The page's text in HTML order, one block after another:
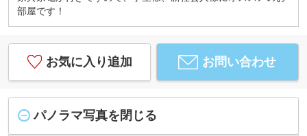
部屋です！
お気に入り追加 お問い合わせ
パノラマ写真を閉じる